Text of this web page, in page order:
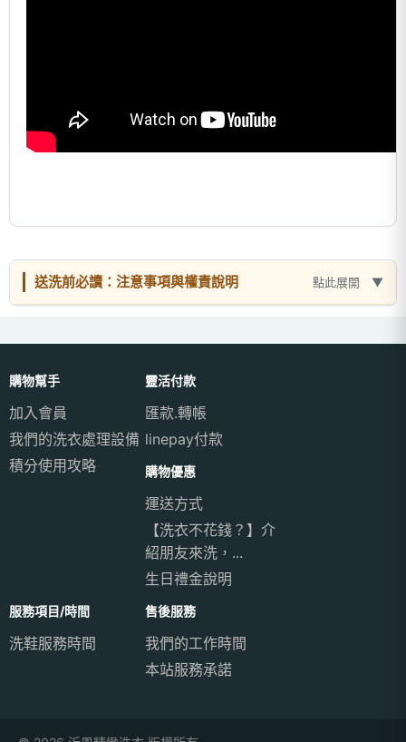
送洗前必讀：注意事項與權責說明 點此展開
購物幫手
加入會員
我們的洗衣處理設備
積分使用攻略
靈活付款
匯款.轉帳
linepay付款
購物優惠
運送方式
【洗衣不花錢？】介
紹朋友來洗，...
生日禮金說明
服務項目/時間
洗鞋服務時間
售後服務
我們的工作時間
本站服務承諾